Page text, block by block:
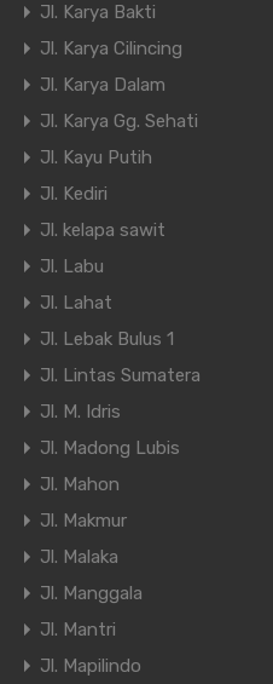
Jl. Karya Bakti
Jl. Karya Cilincing
Jl. Karya Dalam
Jl. Karya Gg. Sehati
Jl. Kayu Putih
Jl. Kediri
Jl. kelapa sawit
Jl. Labu
Jl. Lahat
Jl. Lebak Bulus 1
Jl. Lintas Sumatera
Jl. M. Idris
Jl. Madong Lubis
Jl. Mahon
Jl. Makmur
Jl. Malaka
Jl. Manggala
Jl. Mantri
Jl. Mapilindo